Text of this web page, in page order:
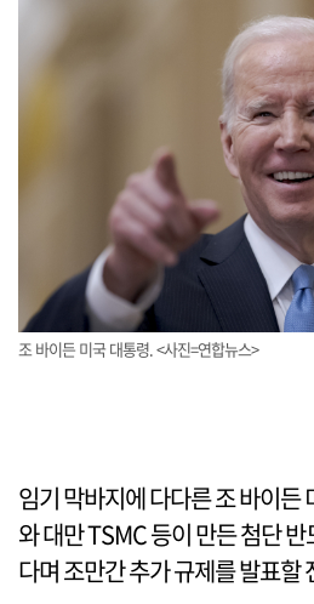
조 바이든 미국 대통령. <사진=연합뉴스>
임기 막바지에 다다른 조 바이든
와 대만 TSMC 등이 만든 첨단
다며 조만간 추가 규제를 발표할